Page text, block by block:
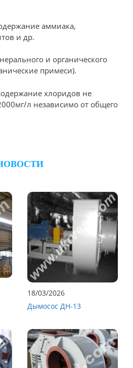
аммиака,
и др.
и органического
примеси).
хлоридов не
л независимо от общего
18/03/2026
Дымосос ДН-13